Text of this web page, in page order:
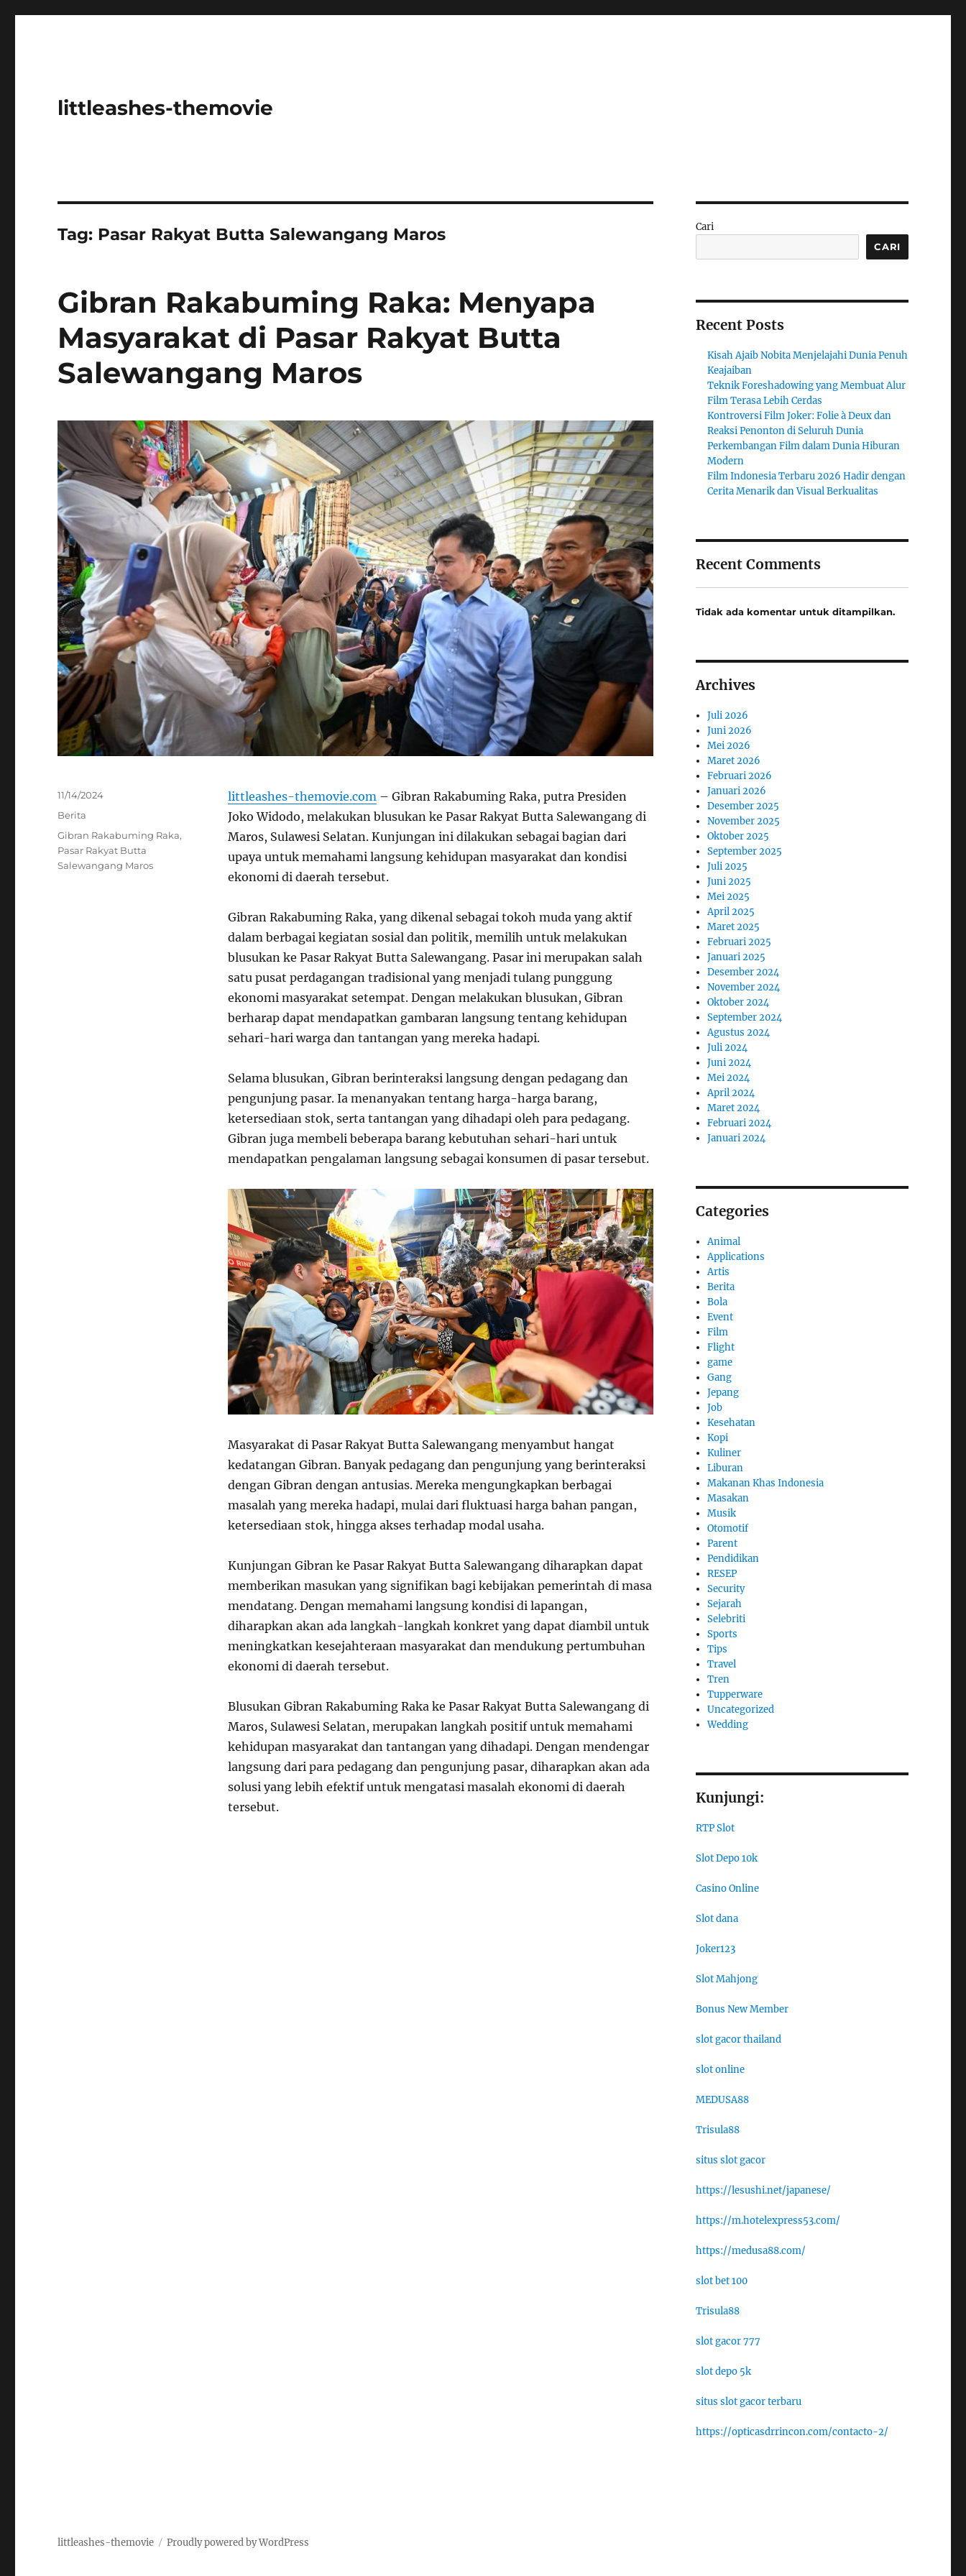
littleashes-themovie
Tag: Pasar Rakyat Butta Salewangang Maros
Gibran Rakabuming Raka: Menyapa
Masyarakat di Pasar Rakyat Butta
Salewangang Maros
littleashes-themovie.com – Gibran Rakabuming Raka, putra Presiden
Joko Widodo, melakukan blusukan ke Pasar Rakyat Butta Salewangang di
Maros, Sulawesi Selatan. Kunjungan ini dilakukan sebagai bagian dari
upaya untuk memahami langsung kehidupan masyarakat dan kondisi
ekonomi di daerah tersebut.
Gibran Rakabuming Raka, yang dikenal sebagai tokoh muda yang aktif
dalam berbagai kegiatan sosial dan politik, memilih untuk melakukan
blusukan ke Pasar Rakyat Butta Salewangang. Pasar ini merupakan salah
satu pusat perdagangan tradisional yang menjadi tulang punggung
ekonomi masyarakat setempat. Dengan melakukan blusukan, Gibran
berharap dapat mendapatkan gambaran langsung tentang kehidupan
sehari-hari warga dan tantangan yang mereka hadapi.
Selama blusukan, Gibran berinteraksi langsung dengan pedagang dan
pengunjung pasar. Ia menanyakan tentang harga-harga barang,
ketersediaan stok, serta tantangan yang dihadapi oleh para pedagang.
Gibran juga membeli beberapa barang kebutuhan sehari-hari untuk
mendapatkan pengalaman langsung sebagai konsumen di pasar tersebut.
Masyarakat di Pasar Rakyat Butta Salewangang menyambut hangat
kedatangan Gibran. Banyak pedagang dan pengunjung yang berinteraksi
dengan Gibran dengan antusias. Mereka mengungkapkan berbagai
masalah yang mereka hadapi, mulai dari fluktuasi harga bahan pangan,
ketersediaan stok, hingga akses terhadap modal usaha.
Kunjungan Gibran ke Pasar Rakyat Butta Salewangang diharapkan dapat
memberikan masukan yang signifikan bagi kebijakan pemerintah di masa
mendatang. Dengan memahami langsung kondisi di lapangan,
diharapkan akan ada langkah-langkah konkret yang dapat diambil untuk
meningkatkan kesejahteraan masyarakat dan mendukung pertumbuhan
ekonomi di daerah tersebut.
Blusukan Gibran Rakabuming Raka ke Pasar Rakyat Butta Salewangang di
Maros, Sulawesi Selatan, merupakan langkah positif untuk memahami
kehidupan masyarakat dan tantangan yang dihadapi. Dengan mendengar
langsung dari para pedagang dan pengunjung pasar, diharapkan akan ada
solusi yang lebih efektif untuk mengatasi masalah ekonomi di daerah
tersebut.
Posted
11/14/2024
Categories
Berita
Tags
Gibran Rakabuming Raka,
Pasar Rakyat Butta
Salewangang Maros
Cari
CARI
Recent Posts
Kisah Ajaib Nobita Menjelajahi Dunia Penuh
Keajaiban
Teknik Foreshadowing yang Membuat Alur
Film Terasa Lebih Cerdas
Kontroversi Film Joker: Folie à Deux dan
Reaksi Penonton di Seluruh Dunia
Perkembangan Film dalam Dunia Hiburan
Modern
Film Indonesia Terbaru 2026 Hadir dengan
Cerita Menarik dan Visual Berkualitas
Recent Comments
Tidak ada komentar untuk ditampilkan.
Archives
Juli 2026
Juni 2026
Mei 2026
Maret 2026
Februari 2026
Januari 2026
Desember 2025
November 2025
Oktober 2025
September 2025
Juli 2025
Juni 2025
Mei 2025
April 2025
Maret 2025
Februari 2025
Januari 2025
Desember 2024
November 2024
Oktober 2024
September 2024
Agustus 2024
Juli 2024
Juni 2024
Mei 2024
April 2024
Maret 2024
Februari 2024
Januari 2024
Categories
Animal
Applications
Artis
Berita
Bola
Event
Film
Flight
game
Gang
Jepang
Job
Kesehatan
Kopi
Kuliner
Liburan
Makanan Khas Indonesia
Masakan
Musik
Otomotif
Parent
Pendidikan
RESEP
Security
Sejarah
Selebriti
Sports
Tips
Travel
Tren
Tupperware
Uncategorized
Wedding
Kunjungi:
RTP Slot
Slot Depo 10k
Casino Online
Slot dana
Joker123
Slot Mahjong
Bonus New Member
slot gacor thailand
slot online
MEDUSA88
Trisula88
situs slot gacor
https://lesushi.net/japanese/
https://m.hotelexpress53.com/
https://medusa88.com/
slot bet 100
Trisula88
slot gacor 777
slot depo 5k
situs slot gacor terbaru
https://opticasdrrincon.com/contacto-2/
littleashes-themovie Proudly powered by WordPress